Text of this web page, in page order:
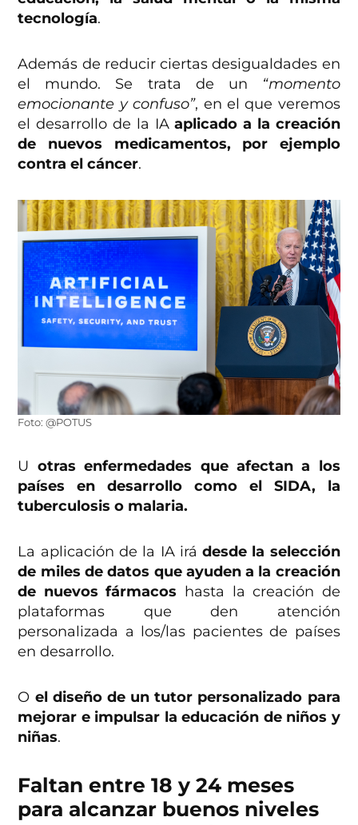
tecnología.
Además de reducir ciertas desigualdades en
el mundo. Se trata de un
“momento
emocionante y confuso”, en el que veremos
el desarrollo de la IAaplicado a la creación
de nuevos medicamentos, por ejemplo
contra el cáncer.
Foto: @POTUS
U otras enfermedades que afectan a los
países en desarrollo como el SIDA, la
tuberculosis o malaria.
La aplicación de la IA irádesde la selección
de miles de datos que ayuden a la creación
de nuevos fármacos hasta la creación de
plataformas que den atención
personalizada a los/las pacientes de países
en desarrollo.
O el diseño de un tutor personalizado para
mejorar e impulsar la educación de niños y
niñas.
Faltan entre 18 y 24 meses
para alcanzar buenos niveles